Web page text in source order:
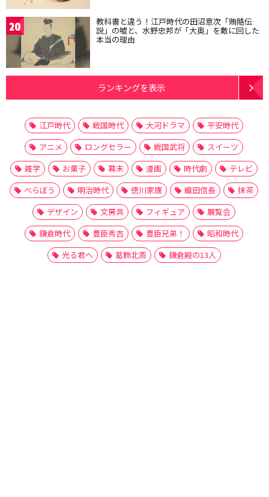
20 教科書と違う！江戸時代の田沼意次「賄賂伝
説」の嘘と、水野忠邦が「大奥」を敵に回した
本当の理由
ランキングを表示
江戸時代 戦国時代 大河ドラマ
平安時代
アニメ
ロングセラー 戦国武将
スイーツ
雑学
お菓子 幕末 漫画 時代劇
テレビ
べらぼう
明治時代 徳川家康 織田信長
抹茶
デザイン
文房具 フィギュア
展覧会
鎌倉時代
豊臣秀吉 豊臣兄弟！
昭和時代
光る君へ
葛飾北斎 鎌倉殿の13人